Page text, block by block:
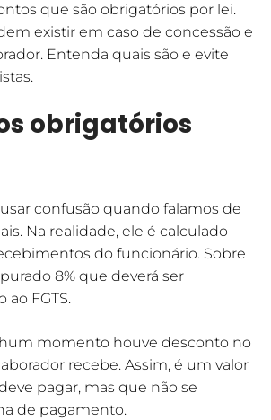
que são obrigatórios por lei.
existir em caso de concessão e
Entenda quais são e evite
obrigatórios
confusão quando falamos de
Na realidade, ele é calculado
do funcionário. Sobre
8% que deverá ser
ao FGTS.
momento houve desconto no
recebe. Assim, é um valor
pagar, mas que não se
de pagamento.